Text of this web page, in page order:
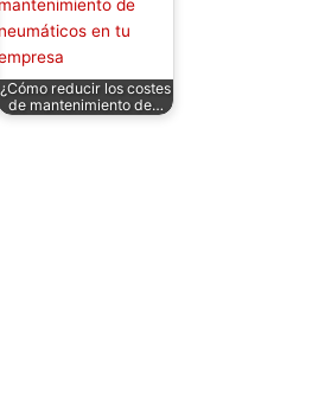
¿Cómo reducir los costes
de mantenimiento de…